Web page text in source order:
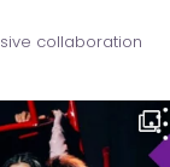
collaboration